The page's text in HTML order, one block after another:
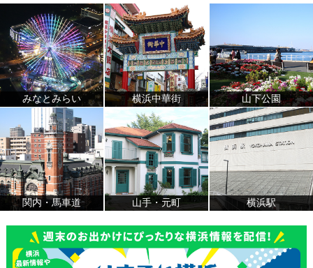
みなとみらい 横浜中華街 山下公園
関内・馬車道 山手・元町 横浜駅